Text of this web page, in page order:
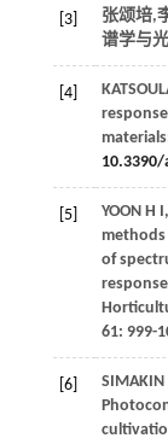
[3] 张颂培,
谱学与
[4]
[5] YOON H I,
of
61: 999-
[6] SIMAKIN